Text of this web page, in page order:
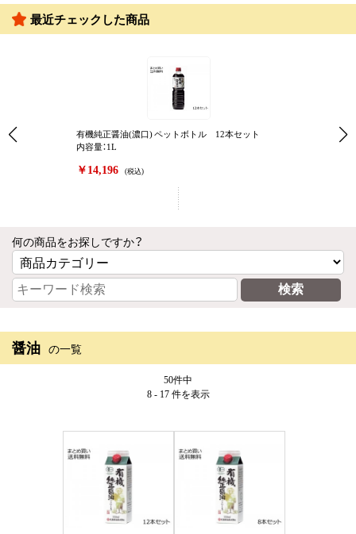
最近チェックした商品
有機純正醤油(濃口) ペットボトル 12本セット
内容量：1L
￥14,196 (税込)
何の商品をお探しですか？
醤油 の一覧
50件中
8 - 17 件を表示